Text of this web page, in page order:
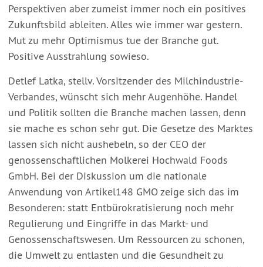
Perspektiven aber zumeist immer noch ein positives
Zukunftsbild ableiten. Alles wie immer war gestern.
Mut zu mehr Optimismus tue der Branche gut.
Positive Ausstrahlung sowieso.
Detlef Latka, stellv. Vorsitzender des Milchindustrie-
Verbandes, wünscht sich mehr Augenhöhe. Handel
und Politik sollten die Branche machen lassen, denn
sie mache es schon sehr gut. Die Gesetze des Marktes
lassen sich nicht aushebeln, so der CEO der
genossenschaftlichen Molkerei Hochwald Foods
GmbH. Bei der Diskussion um die nationale
Anwendung von Artikel148 GMO zeige sich das im
Besonderen: statt Entbürokratisierung noch mehr
Regulierung und Eingriffe in das Markt- und
Genossenschaftswesen. Um Ressourcen zu schonen,
die Umwelt zu entlasten und die Gesundheit zu